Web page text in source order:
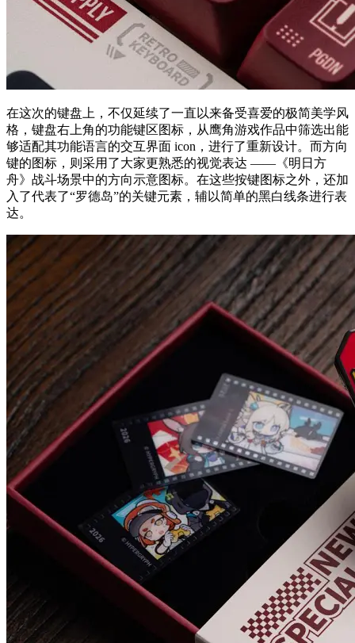
在这次的键盘上，不仅延续了一直以来备受喜爱的极简美学风
格，键盘右上角的功能键区图标，从鹰角游戏作品中筛选出能
够适配其功能语言的交互界面 icon，进行了重新设计。而方向
键的图标，则采用了大家更熟悉的视觉表达 ——《明日方
舟》战斗场景中的方向示意图标。在这些按键图标之外，还加
入了代表了“罗德岛”的关键元素，辅以简单的黑白线条进行表
达。